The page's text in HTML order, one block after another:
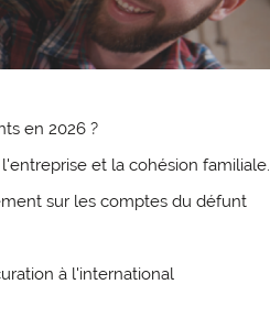
en 2026 ?
et la cohésion familiale.
sur les comptes du défunt
à l'international